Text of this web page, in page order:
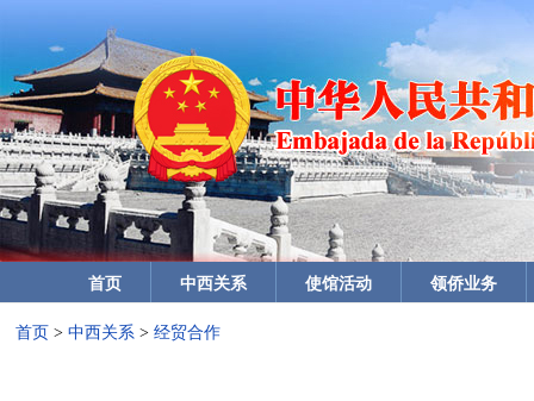
首页 中西关系 使馆活动 领侨业务
首页 > 中西关系> 经贸合作